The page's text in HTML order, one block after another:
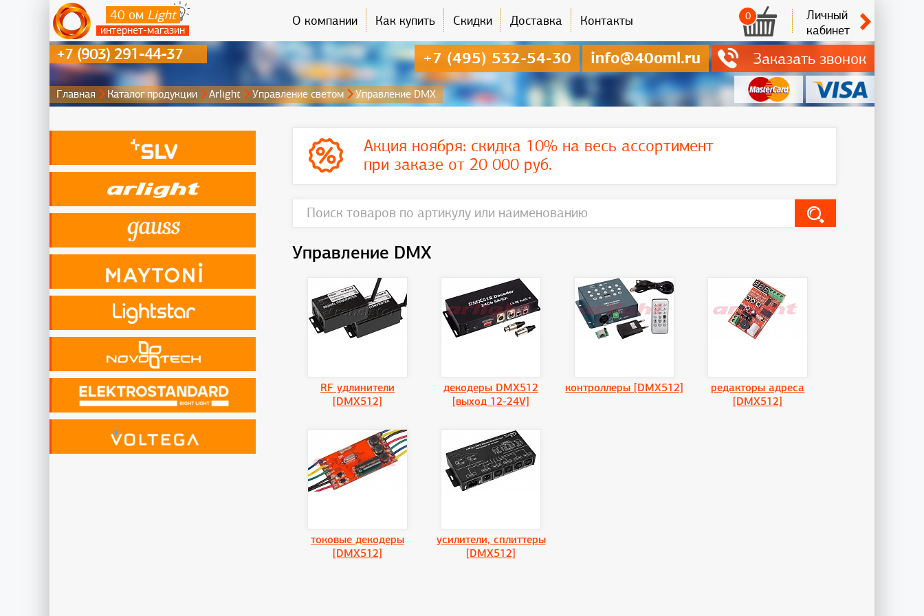
40 ом Light
интернет-магазин
О компании Как купить Скидки Доставка Контакты 0
Личный
кабинет
+7 (903) 291-44-37 +7 (495) 532-54-30 info@40oml.ru Заказать звонок
Главная Каталог продукции Arlight Управление светом Управление DMX
Акция ноября: скидка 10% на весь ассортимент
при заказе от 20 000 руб.
Управление DMX
RF удлинители
[DMX512]
декодеры DMX512
[выход 12-24V]
контроллеры [DMX512]
редакторы адреса
[DMX512]
токовые декодеры
[DMX512]
усилители, сплиттеры
[DMX512]